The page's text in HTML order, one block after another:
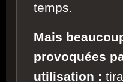
temps.
Mais
provoquées
utilisation :